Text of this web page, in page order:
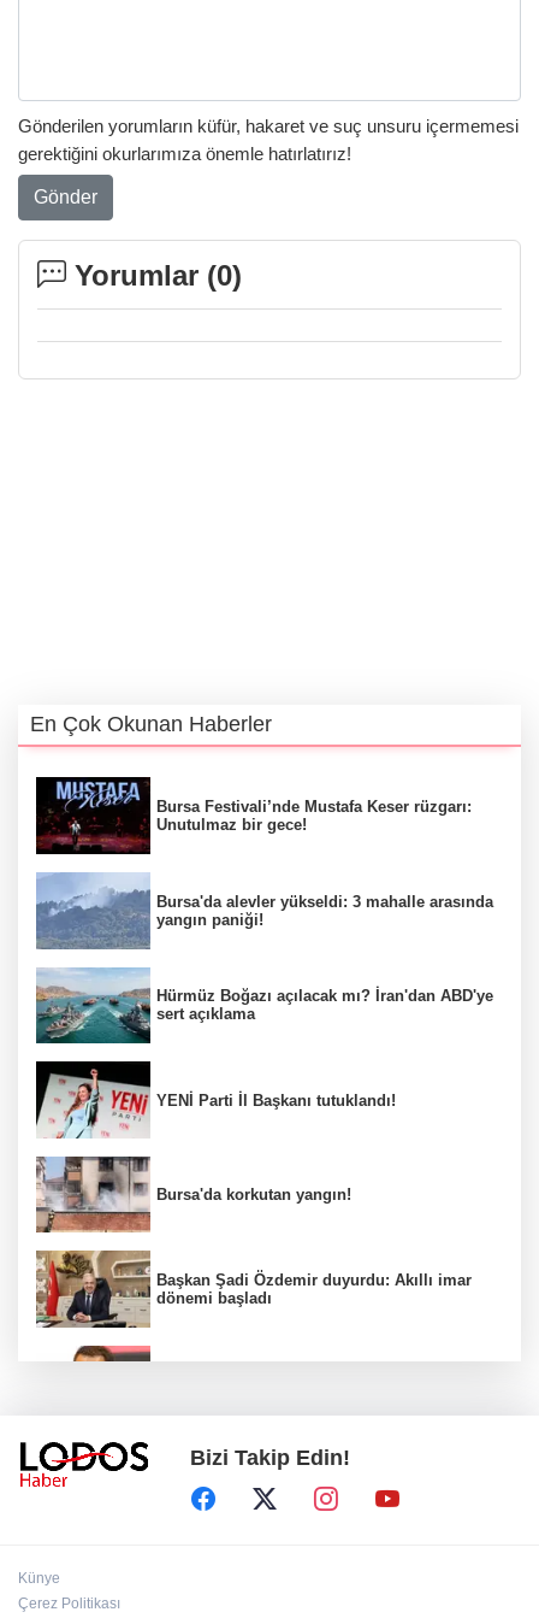
Gönderilen yorumların küfür, hakaret ve suç unsuru içermemesi
gerektiğini okurlarımıza önemle hatırlatırız!
Gönder
Yorumlar (0)
En Çok Okunan Haberler
Bursa Festivali’nde Mustafa Keser rüzgarı:
Unutulmaz bir gece!
Bursa'da alevler yükseldi: 3 mahalle arasında
yangın paniği!
Hürmüz Boğazı açılacak mı? İran'dan ABD'ye
sert açıklama
YENİ Parti İl Başkanı tutuklandı!
Bursa'da korkutan yangın!
Başkan Şadi Özdemir duyurdu: Akıllı imar
dönemi başladı
Bakan Gürlek duyurdu: İki çocuk cinayeti
aydınlatıldı!
Bizi Takip Edin!
Künye
Çerez Politikası